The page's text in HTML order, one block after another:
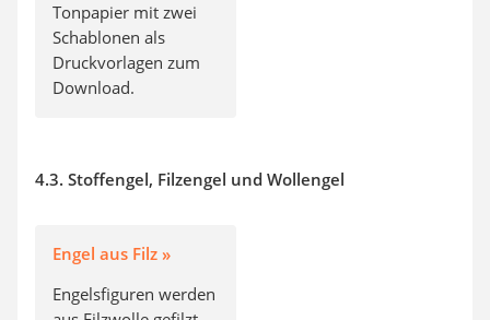
Tonpapier mit zwei
Schablonen als
Druckvorlagen zum
Download.
4.3. Stoffengel, Filzengel und Wollengel
Engel aus Filz »
Engelsfiguren werden